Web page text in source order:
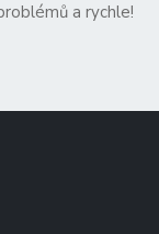
a rychle!